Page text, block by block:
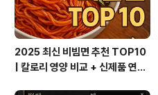
2025 최신 비빔면 추천 TOP10
| 칼로리 영양 비교 + 신제품 연혁